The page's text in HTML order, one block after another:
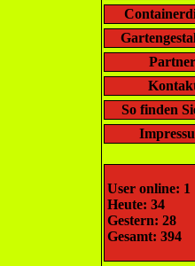
Partner
So finden
User online: 1
Heute: 34
Gestern: 28
Gesamt: 394